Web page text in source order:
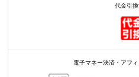
代金引
電子マネー決済・アフ